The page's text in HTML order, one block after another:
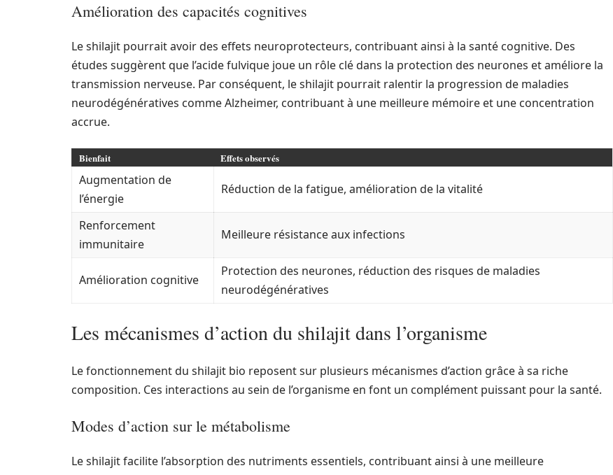
Amélioration des capacités cognitives
Le shilajit pourrait avoir des effets neuroprotecteurs, contribuant ainsi à la santé cognitive. Des
études suggèrent que l’acide fulvique joue un rôle clé dans la protection des neurones et améliore la
transmission nerveuse. Par conséquent, le shilajit pourrait ralentir la progression de maladies
neurodégénératives comme Alzheimer, contribuant à une meilleure mémoire et une concentration
accrue.
Bienfait Effets observés
Augmentation de
l’énergie
Réduction de la fatigue, amélioration de la vitalité
Renforcement
immunitaire
Meilleure résistance aux infections
Amélioration cognitive
Protection des neurones, réduction des risques de maladies
neurodégénératives
Les mécanismes d’action du shilajit dans l’organisme
Le fonctionnement du shilajit bio reposent sur plusieurs mécanismes d’action grâce à sa riche
composition. Ces interactions au sein de l’organisme en font un complément puissant pour la santé.
Modes d’action sur le métabolisme
Le shilajit facilite l’absorption des nutriments essentiels, contribuant ainsi à une meilleure